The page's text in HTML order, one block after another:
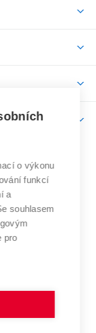
o výkonu
funkcí
a
souhlasem
pro